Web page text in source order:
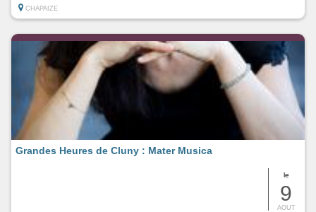
CHAPAIZE
le
9
AOUT
Grandes Heures de Cluny : Mater Musica